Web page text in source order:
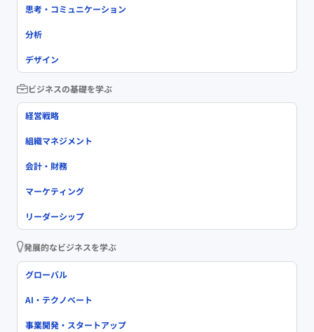
思考・コミュニケーション
分析
デザイン
ビジネスの基礎を学ぶ
経営戦略
組織マネジメント
会計・財務
マーケティング
リーダーシップ
発展的なビジネスを学ぶ
グローバル
AI・テクノベート
事業開発・スタートアップ